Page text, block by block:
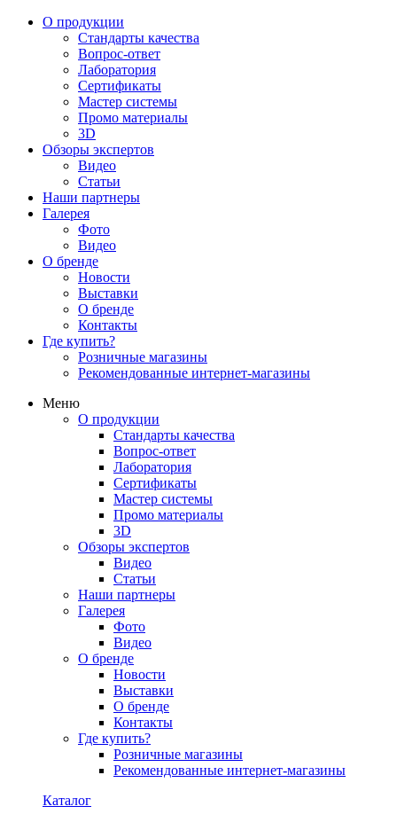
О продукции
Стандарты качества
Вопрос-ответ
Лаборатория
Сертификаты
Мастер системы
Промо материалы
3D
Обзоры экспертов
Видео
Статьи
Наши партнеры
Галерея
Фото
Видео
О бренде
Новости
Выставки
О бренде
Контакты
Где купить?
Розничные магазины
Рекомендованные интернет-магазины
Меню
О продукции
Стандарты качества
Вопрос-ответ
Лаборатория
Сертификаты
Мастер системы
Промо материалы
3D
Обзоры экспертов
Видео
Статьи
Наши партнеры
Галерея
Фото
Видео
О бренде
Новости
Выставки
О бренде
Контакты
Где купить?
Розничные магазины
Рекомендованные интернет-магазины
Каталог